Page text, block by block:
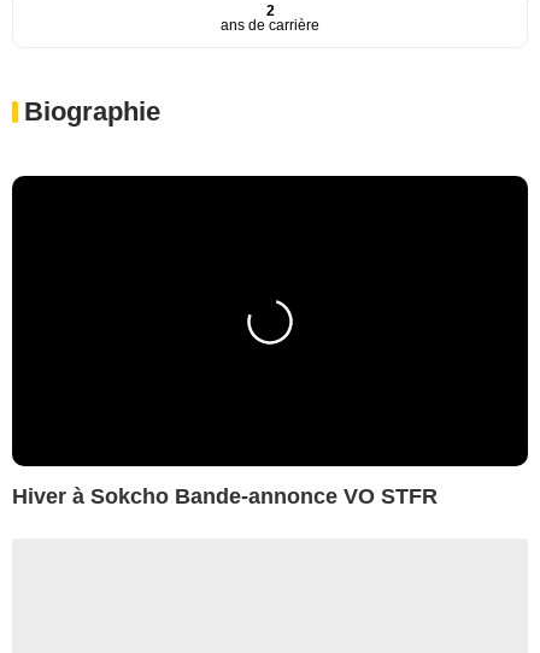
2
ans de carrière
Biographie
Hiver à Sokcho Bande-annonce VO STFR